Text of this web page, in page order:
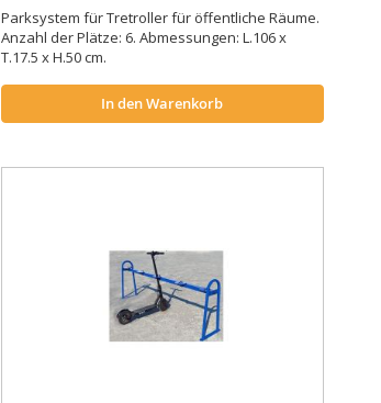
Parksystem für Tretroller für öffentliche Räume.
Anzahl der Plätze: 6. Abmessungen: L.106 x
T.17.5 x H.50 cm.
In den Warenkorb